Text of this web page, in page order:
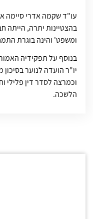
בהצטיינות יתרה,
ומשפט' והינה בוגרת
בנוסף על תפקידיה
יו"ר הועדה לנוער
וכמרצה לסדר דין פלילי
הלשכה.